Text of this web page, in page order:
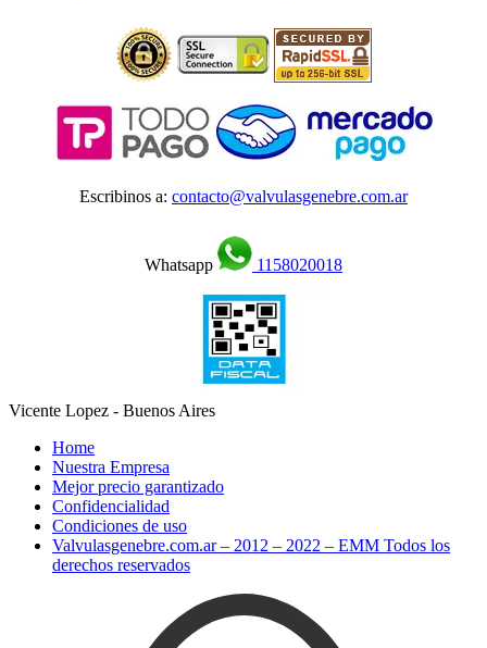
Escribinos a: contacto@valvulasgenebre.com.ar
Whatsapp 1158020018
Vicente Lopez - Buenos Aires
Home
Nuestra Empresa
Mejor precio garantizado
Confidencialidad
Condiciones de uso
Valvulasgenebre.com.ar – 2012 – 2022 – EMM Todos los
derechos reservados